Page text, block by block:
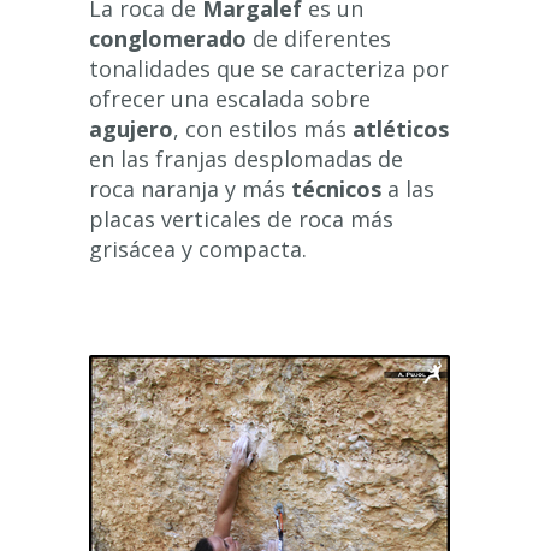
La roca de Margalef es un
conglomerado de diferentes
tonalidades que se caracteriza por
ofrecer una escalada sobre
agujero, con estilos más atléticos
en las franjas desplomadas de
roca naranja y más técnicos a las
placas verticales de roca más
grisácea y compacta.